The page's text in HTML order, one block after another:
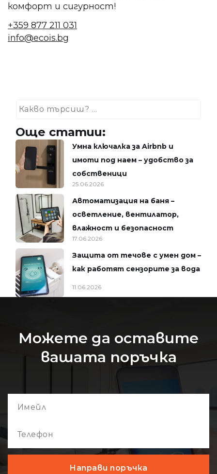
комфорт и сигурност!
+359 877 211 031
info@ecois.bg
Още статии:
Умна ключалка за Airbnb и
имоти под наем – удобство за
собственици
25.06.2026
Автоматизация на баня –
осветление, вентилатор,
влажност и безопасност
17.06.2026
Защита от течове с умен дом –
как работят сензорите за вода
11.06.2026
Можете да оставите
вашата поръчка